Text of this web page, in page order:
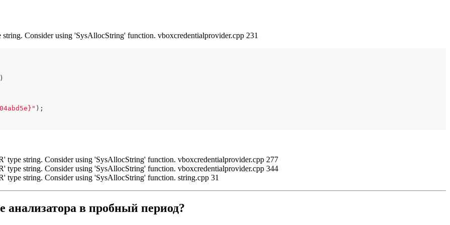
Consider using 'SysAllocString' function. vboxcredentialprovider.cpp 231
);
string. Consider using 'SysAllocString' function. vboxcredentialprovider.cpp 277
string. Consider using 'SysAllocString' function. vboxcredentialprovider.cpp 344
string. Consider using 'SysAllocString' function. string.cpp 31
анализатора в пробный период?